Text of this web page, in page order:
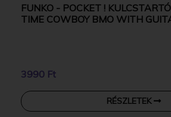
FUNKO - POCKET !
TIME COWBOY BMO WITH
3990 Ft
RÉSZLETEK